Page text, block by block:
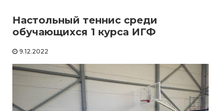
Настольный теннис среди
обучающихся 1 курса ИГФ
9.12.2022